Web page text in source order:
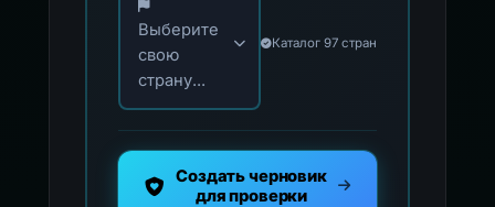
Выберите
свою
страну...
Каталог 97 стран
Создать черновик
для проверки